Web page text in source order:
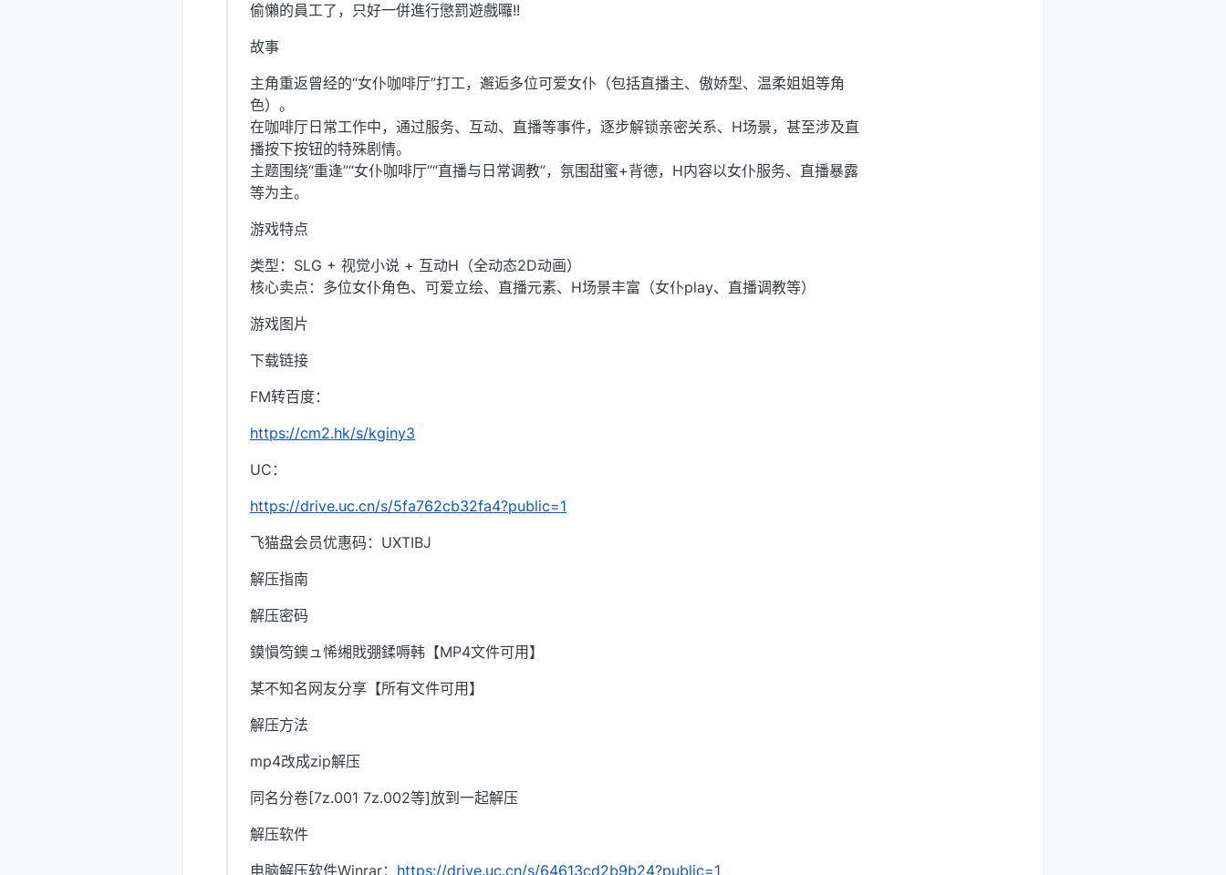
偷懶的員工了，只好一併進行懲罰遊戲囉!!
故事
主角重返曾经的“女仆咖啡厅”打工，邂逅多位可爱女仆（包括直播主、傲娇型、温柔姐姐等角
色）。
在咖啡厅日常工作中，通过服务、互动、直播等事件，逐步解锁亲密关系、H场景，甚至涉及直
播按下按钮的特殊剧情。
主题围绕“重逢”“女仆咖啡厅”“直播与日常调教”，氛围甜蜜+背德，H内容以女仆服务、直播暴露
等为主。
游戏特点
类型：SLG + 视觉小说 + 互动H（全动态2D动画）
核心卖点：多位女仆角色、可爱立绘、直播元素、H场景丰富（女仆play、直播调教等）
游戏图片
下载链接
FM转百度：
https://cm2.hk/s/kginy3
UC：
https://drive.uc.cn/s/5fa762cb32fa4?public=1
飞猫盘会员优惠码：UXTIBJ
解压指南
解压密码
鏌愪笉鐭ュ悕缃戝弸鍒嗕韩【MP4文件可用】
某不知名网友分享【所有文件可用】
解压方法
mp4改成zip解压
同名分卷[7z.001 7z.002等]放到一起解压
解压软件
电脑解压软件Winrar： https://drive.uc.cn/s/64613cd2b9b24?public=1